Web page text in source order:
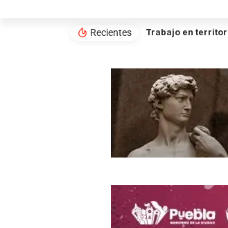
Recientes Trabajo en